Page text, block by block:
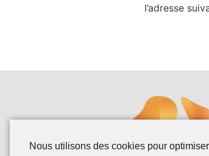
Nous utilisons des cookies pour
l’adresse